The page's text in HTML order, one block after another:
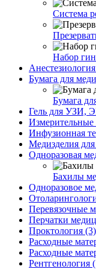
Система
Набор
Бумага для
Бумага
Гель для УЗИ,
Инфузионная
Медизделия
Одноразовая
Бахилы
Одноразовое
Перевязочные
Перчатки
Проктология (3)
Расходные
Расходные
Рентгенология